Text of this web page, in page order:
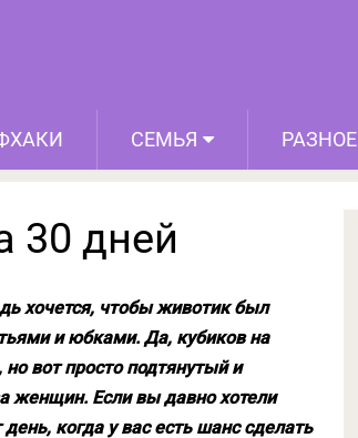
СЕМЬЯ РАЗНОЕ
30 дней
хочется, чтобы животик был
и юбками. Да, кубиков на
вот просто подтянутый и
женщин. Если вы давно хотели
когда у вас есть шанс сделать